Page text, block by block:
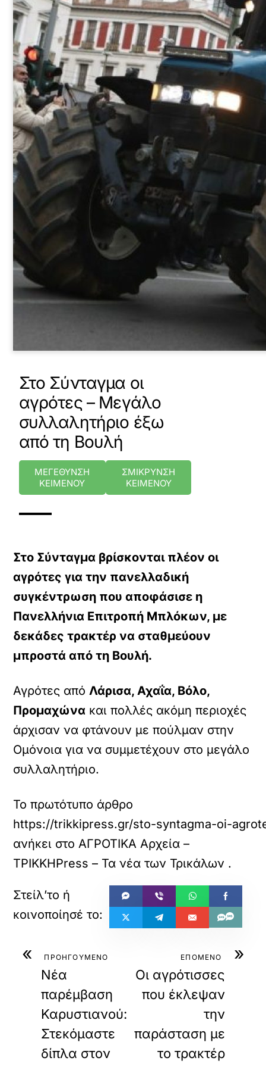
Στο Σύνταγμα οι
αγρότες – Μεγάλο
συλλαλητήριο έξω
από τη Βουλή
ΜΕΓΕΘΥΝΣΗ
ΚΕΙΜΕΝΟΥ
ΣΜΙΚΡΥΝΣΗ
ΚΕΙΜΕΝΟΥ
Στο Σύνταγμα βρίσκονται πλέον οι
αγρότες για την πανελλαδική
συγκέντρωση που αποφάσισε η
Πανελλήνια Επιτροπή Μπλόκων, με
δεκάδες τρακτέρ να σταθμεύουν
μπροστά από τη Βουλή.
Αγρότες απόΛάρισα, Αχαΐα, Βόλο,
Προμαχώνα και πολλές ακόμη περιοχές
άρχισαν να φτάνουν με πούλμαν στην
Ομόνοια για να συμμετέχουν στο μεγάλο
συλλαλητήριο.
Το πρωτότυπο άρθρο
https://trikkipress.gr/sto-syntagma-oi-
ανήκει στοΑΓΡΟΤΙΚΑ Αρχεία –
ΤΡΙΚΚΗPress – Τα νέα των Τρικάλων .
« ΠΡΟΗΓΟΥΜΕΝΟ
Νέα
παρέμβαση
Καρυστιανού:
Στεκόμαστε
δίπλα στον
»
ΕΠΟΜΕΝΟ
Οι αγρότισσες
που έκλεψαν
την
παράσταση με
το τρακτέρ